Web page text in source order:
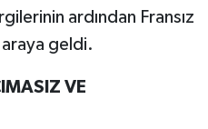
ardından Fransız
geldi.
VE